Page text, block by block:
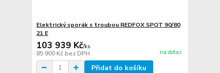
Elektrický sporák s troubou REDFOX SPQT 90/80
21 E
103 939 Kč/ks
85 900 Kč bez DPH na dotaz
Přidat do košíku